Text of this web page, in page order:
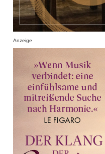
Anzeige